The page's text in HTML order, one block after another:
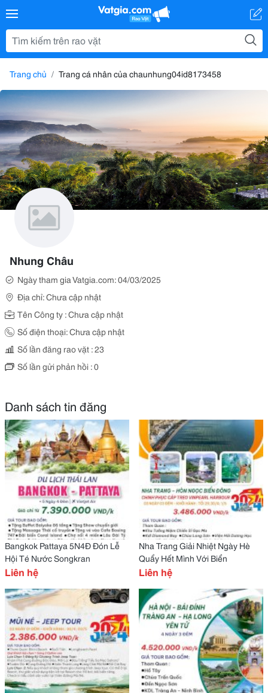
Trang chủ Trang cá nhân của chaunhung04id8173458
Nhung Châu
Ngày tham gia Vatgia.com: 04/03/2025
Địa chỉ: Chưa cập nhật
Tên Công ty : Chưa cập nhật
Số điện thoại: Chưa cập nhật
Số lần đăng rao vặt : 23
Số lần gửi phản hồi : 0
Danh sách tin đăng
Bangkok Pattaya 5N4Đ Đón Lễ
Hội Té Nước Songkran
Liên hệ
Nha Trang Giải Nhiệt Ngày Hè
Quẩy Hết Mình Với Biển
Liên hệ